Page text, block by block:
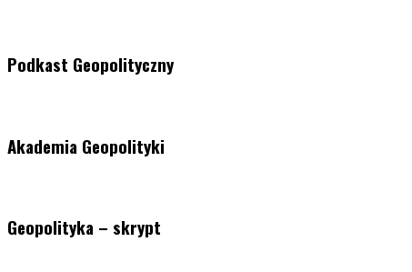
Podkast Geopolityczny
Akademia Geopolityki
Geopolityka – skrypt